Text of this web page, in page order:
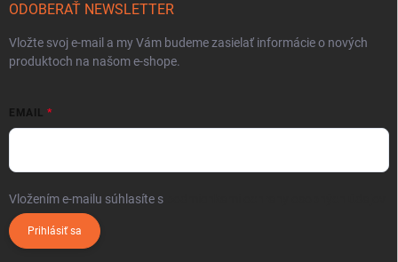
ODOBERAŤ NEWSLETTER
Vložte svoj e-mail a my Vám budeme zasielať informácie o nových
produktoch na našom e-shope.
EMAIL
Vložením e-mailu súhlasíte s
Prihlásiť sa